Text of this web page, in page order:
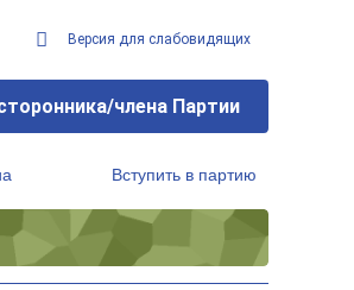
Версия для слабовидящих
члена Партии
Вступить в партию